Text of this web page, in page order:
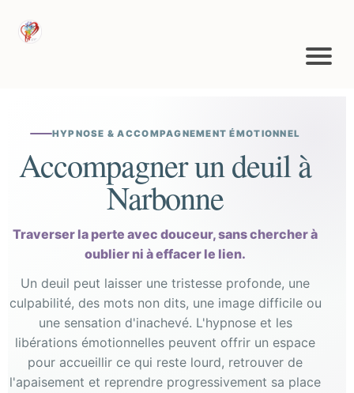
HYPNOSE & ACCOMPAGNEMENT ÉMOTIONNEL
Accompagner un deuil à
Narbonne
Traverser la perte avec douceur, sans chercher à
oublier ni à effacer le lien.
Un deuil peut laisser une tristesse profonde, une
culpabilité, des mots non dits, une image difficile ou
une sensation d'inachevé. L'hypnose et les
libérations émotionnelles peuvent offrir un espace
pour accueillir ce qui reste lourd, retrouver de
l'apaisement et reprendre progressivement sa place